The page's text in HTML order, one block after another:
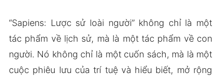
“Sapiens: Lược sử loài người” không chỉ là một
tác phẩm về lịch sử, mà là một tác phẩm về con
người. Nó không chỉ là một cuốn sách, mà là một
cuộc phiêu lưu của trí tuệ và hiểu biết, mở rộng